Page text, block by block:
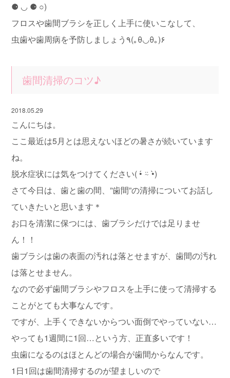
⚈ ◡ ⚈ ○)
フロスや歯間ブラシを正しく上手に使いこなして、
虫歯や歯周病を予防しましょう٩(｡θ◡θ｡)۶
歯間清掃のコツ♪
2018.05.29
こんにちは。
ここ最近は5月とは思えないほどの暑さが続いています
ね。
脱水症状には気をつけてください( •́ ⍨ •̀)
さて今日は、歯と歯の間、”歯間”の清掃についてお話し
ていきたいと思います＊
お口を清潔に保つには、歯ブラシだけでは足りませ
ん！！
歯ブラシは歯の表面の汚れは落とせますが、歯間の汚れ
は落とせません。
なので必ず歯間ブラシやフロスを上手に使って清掃する
ことがとても大事なんです。
ですが、上手くできないからつい面倒でやっていない…
やっても1週間に1回…という方、正直多いです！
虫歯になるのはほとんどの場合が歯間からなんです。
1日1回は歯間清掃するのが望ましいので